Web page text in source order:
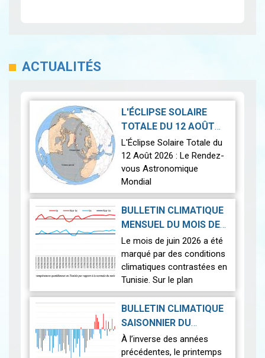
ACTUALITÉS
L'ÉCLIPSE SOLAIRE
TOTALE DU 12 AOÛT
2026|2026-07-21
L'Éclipse Solaire Totale du
12 Août 2026 : Le Rendez-
vous Astronomique
Mondial
Le 12 août 2026, la Terre
connaîtra l'un des
astronomiques les plus
spectaculaires : une…
BULLETIN CLIMATIQUE
MENSUEL DU MOIS DE
JUIN 2026 |2026-07-14
Le mois de juin 2026 a été
marqué par des conditions
climatiques contrastées en
Tunisie. Sur le plan
thermique, des
températures supérieures
aux normales ont été
observées sur l'en…
BULLETIN CLIMATIQUE
SAISONNIER DU
PRINTEMPS 2026|
2026-07-02
À l’inverse des années
précédentes, le printemps